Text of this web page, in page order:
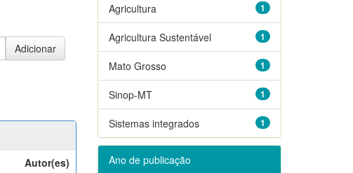
Autor(es)
1
Agricultura
1
Agricultura Sustentável
1
Mato Grosso
1
Sinop-MT
1
Sistemas integrados
Ano de publicação